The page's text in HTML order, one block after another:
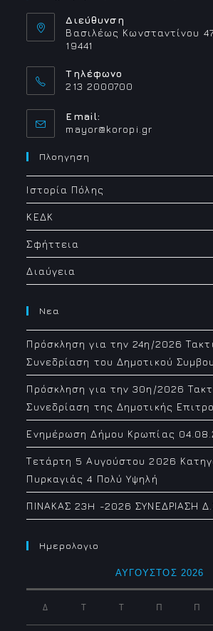
Διεύθυνση
Βασιλέως Κωνσταντίνου
19441
Τηλέφωνο
213 2000700
Email:
mayor@koropi.grOpens
Πλοηγηση
Ιστορία Πόλης
ΚΕΔΚ
Σφήττεια
Διαύγεια
Νεα
Πρόσκληση για την 24η/2026
Συνεδρίαση του Δημοτικού
Πρόσκληση για την 30η/2026
Συνεδρίαση της Δημοτικής
Ενημέρωση Δήμου Κρωπίας
Τετάρτη 5 Αυγούστου 2026
Πυρκαγιάς 4 Πολύ Υψηλή
ΠΙΝΑΚΑΣ 23H -2026 ΣΥΝΕΔΡΙΑΣΗ
Ημερολογιο
ΑΎΓΟΥΣΤΟΣ 2026
Δ Τ Τ Π Π